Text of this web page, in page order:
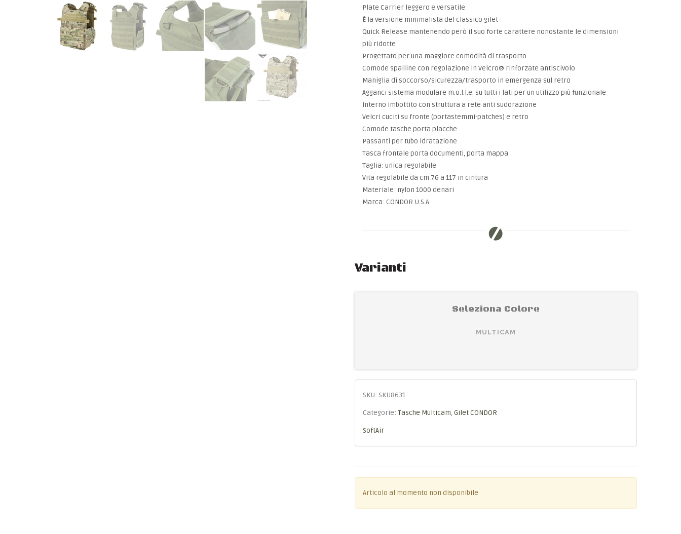
Plate Carrier leggero e versatile
È la versione minimalista del classico gilet
Quick Release mantenendo però il suo forte carattere nonostante le dimensioni
più ridotte
Progettato per una maggiore comodità di trasporto
Comode spalline con regolazione in Velcro® rinforzate antiscivolo
Maniglia di soccorso/sicurezza/trasporto in emergenza sul retro
Agganci sistema modulare m.o.l.l.e. su tutti i lati per un utilizzo più funzionale
Interno imbottito con struttura a rete anti sudorazione
Velcri cuciti su fronte (portastemmi-patches) e retro
Comode tasche porta placche
Passanti per tubo idratazione
Tasca frontale porta documenti, porta mappa
Taglia: unica regolabile
Vita regolabile da cm 76 a 117 in cintura
Materiale: nylon 1000 denari
Marca: CONDOR U.S.A.
Varianti
Seleziona Colore
MULTICAM
SKU: SKU8631
Categorie: Tasche Multicam, Gilet CONDOR
SoftAir
Articolo al momento non disponibile